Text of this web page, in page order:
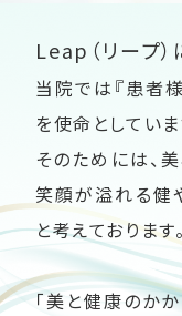
Leap（リープ
当院では『患者
を使命としていま
そのためには、
笑顔が溢れる健
と考えております。
「美と健康のか